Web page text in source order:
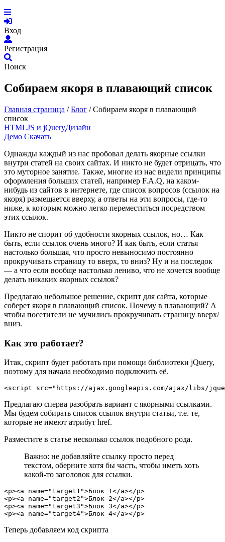
Вход
Регистрация
Поиск
Собираем якоря в плавающий список
Главная страница /Блог /Собираем якоря в плавающий
список
HTMLJS и jQueryДизайн
Демо Скачать
Однажды каждый из нас пробовал делать якорные ссылки
внутри статей на своих сайтах. И никто не будет отрицать, что
это муторное занятие. Также, многие из нас видели принципы
оформления больших статей, например F.A.Q, на каком-
нибудь из сайтов в интернете, где список вопросов (ссылок на
якоря) размещается вверху, а ответы на эти вопросы, где-то
ниже, к которым можно легко переместиться посредством
этих ссылок.
Никто не спорит об удобности якорных ссылок, но… Как
быть, если ссылок очень много? И как быть, если статья
настолько большая, что просто невыносимо постоянно
прокручивать страницу то вверх, то вниз? Ну и на последок
— а что если вообще настолько лениво, что не хочется вообще
делать никаких якорных ссылок?
Предлагаю небольшое решение, скрипт для сайта, которые
соберет якоря в плавающий список. Почему в плавающий? А
чтобы посетители не мучились прокручивать страницу вверх/
вниз.
Как это работает?
Итак, скрипт будет работать при помощи библиотеки jQuery,
поэтому для начала необходимо подключить её.
<script src="https://ajax.googleapis.com/ajax/libs/
Предлагаю сперва разобрать вариант с якорными ссылками.
Мы будем собирать список ссылок внутри статьи, т.е. те,
которые не имеют атрибут href.
Разместите в статье несколько ссылок подобного рода.
Важно: не добавляйте ссылку просто перед
текстом, оберните хотя бы часть, чтобы иметь хоть
какой-то заголовок для ссылки.
<p><a name="target1">Блок 1</a></p>
<p><a name="target2">Блок 2</a></p>
<p><a name="target3">Блок 3</a></p>
<p><a name="target4">Блок 4</a></p>
Теперь добавляем код скрипта